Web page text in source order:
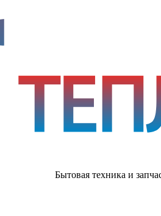
Бытовая техника и